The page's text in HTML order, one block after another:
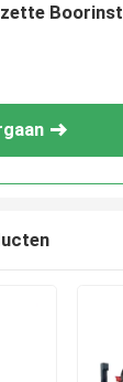
zette